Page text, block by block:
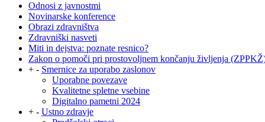
Odnosi z javnostmi
Novinarske konference
Obrazi zdravništva
Zdravniški nasveti
Miti in dejstva: poznate resnico?
Zakon o pomoči pri prostovoljnem končanju življenja
+ - Smernice za uporabo zaslonov
Uporabne povezave
Kvalitetne spletne vsebine
Digitalno pametni 2024
+ - Ustno zdravje